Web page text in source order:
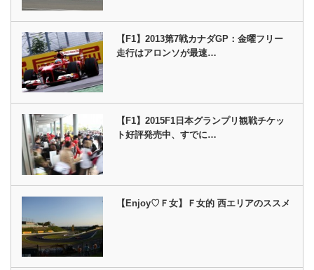
【F1】2013第7戦カナダGP：金曜フリー
走行はアロンソが最速…
【F1】2015F1日本グランプリ観戦チケッ
ト好評発売中、すでに…
【Enjoy♡Ｆ女】Ｆ女的 西エリアのススメ